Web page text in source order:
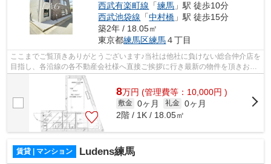
西武有楽町線 「練馬 」駅 徒歩10分
西武池袋線 「中村橋 」駅 徒歩15分
築2年 / 18.05㎡
東京都練馬区練馬４丁目
ここまでご覧頂きありがとうございます♪当社は他社に負けない総合仲介店を
目指し、各沿線の各不動産会社様へ直接ご挨拶に行き最新の物件を頂きお客
様へ提供しております！最新の情報は...
8万円 (管理費等：10,000円 )
敷金 0ヶ月 礼金 0ヶ月
2階 / 1K / 18.05㎡
賃貸 | マンション Ludens練馬